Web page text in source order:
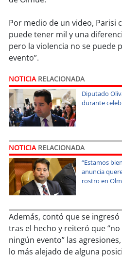
soyquillota
soysanantonio
soychillán
soysancarlos
soytalcahuano
soyconcepción
soycoronel
soyarauco
soytemuco
soy valdivia
Por medio de un video, Parisi
puede tener mil y una
pero la violencia no se puede
evento”.
NOTICIARELACIONADA
Diputado
durante
NOTICIARELACIONADA
“Estamos
anuncia
rostro en
Además, contó que se
tras el hecho y reiteró que
ningún evento” las
lo más alejado de alguna